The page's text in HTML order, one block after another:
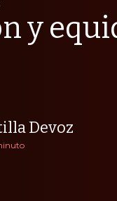
y
Devoz